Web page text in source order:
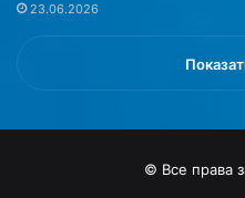
23.06.2026
© Все права